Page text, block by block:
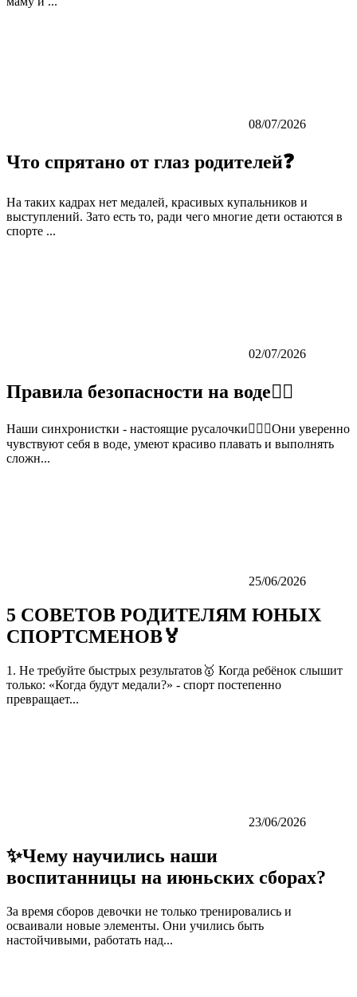
08/07/2026
Что спрятано от глаз родителей❓
На таких кадрах нет медалей, красивых купальников и
выступлений. Зато есть то, ради чего многие дети остаются в
спорте ...
02/07/2026
Правила безопасности на воде👇🏼
Наши синхронистки - настоящие русалочки🏊‍♀️💙Они уверенно
чувствуют себя в воде, умеют красиво плавать и выполнять
сложн...
25/06/2026
5 СОВЕТОВ РОДИТЕЛЯМ ЮНЫХ
СПОРТСМЕНОВ🏅
1. Не требуйте быстрых результатов🥇 Когда ребёнок слышит
только: «Когда будут медали?» - спорт постепенно
превращает...
23/06/2026
✨Чему научились наши
воспитанницы на июньских сборах?
За время сборов девочки не только тренировались и
осваивали новые элементы. Они учились быть
настойчивыми, работать над...